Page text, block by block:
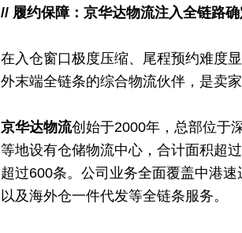
// 履约保障：京华达物流注入全链路
在入仓窗口极度压缩、尾程预约难度
外末端全链条的综合物流伙伴，是卖
京华达物流创始于2000年，总部位于
等地设有仓储物流中心，合计面积超
超过600条。公司业务全面覆盖中港
以及海外仓一件代发等全链条服务。